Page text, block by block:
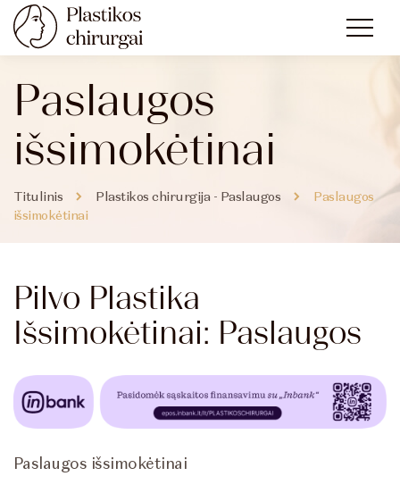
Paslaugos
išsimokėtinai
Titulinis Plastikos chirurgija - Paslaugos
Paslaugos
išsimokėtinai
Pilvo Plastika
Išsimokėtinai: Paslaugos
Paslaugos išsimokėtinai